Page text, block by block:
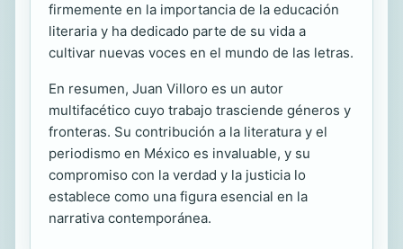
firmemente en la importancia de la educación
literaria y ha dedicado parte de su vida a
cultivar nuevas voces en el mundo de las letras.
En resumen, Juan Villoro es un autor
multifacético cuyo trabajo trasciende géneros y
fronteras. Su contribución a la literatura y el
periodismo en México es invaluable, y su
compromiso con la verdad y la justicia lo
establece como una figura esencial en la
narrativa contemporánea.